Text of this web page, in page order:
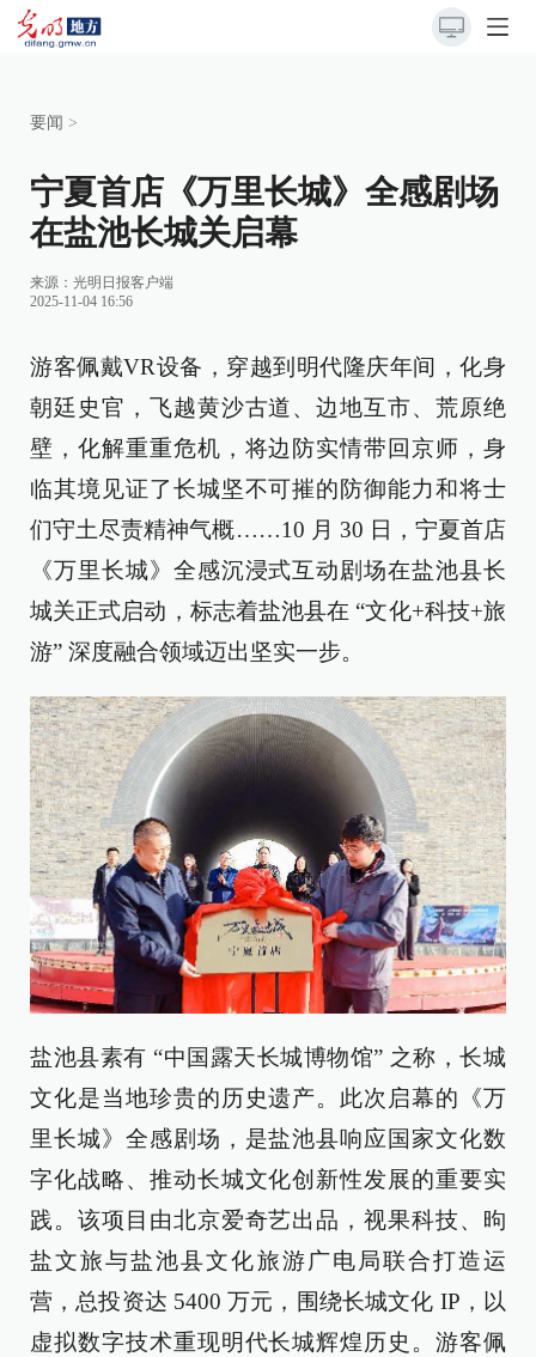
要闻 >
宁夏首店《万里长城》全感剧场
在盐池长城关启幕
来源： 光明日报客户端
2025-11-04 16:56
游客佩戴VR设备，穿越到明代隆庆年间，化身
朝廷史官，飞越黄沙古道、边地互市、荒原绝
壁，化解重重危机，将边防实情带回京师，身
临其境见证了长城坚不可摧的防御能力和将士
们守土尽责精神气概……10 月 30 日，宁夏首店
《万里长城》全感沉浸式互动剧场在盐池县长
城关正式启动，标志着盐池县在 “文化+科技+旅
游” 深度融合领域迈出坚实一步。
盐池县素有 “中国露天长城博物馆” 之称，长城
文化是当地珍贵的历史遗产。此次启幕的《万
里长城》全感剧场，是盐池县响应国家文化数
字化战略、推动长城文化创新性发展的重要实
践。该项目由北京爱奇艺出品，视果科技、昫
盐文旅与盐池县文化旅游广电局联合打造运
营，总投资达 5400 万元，围绕长城文化 IP，以
虚拟数字技术重现明代长城辉煌历史。游客佩